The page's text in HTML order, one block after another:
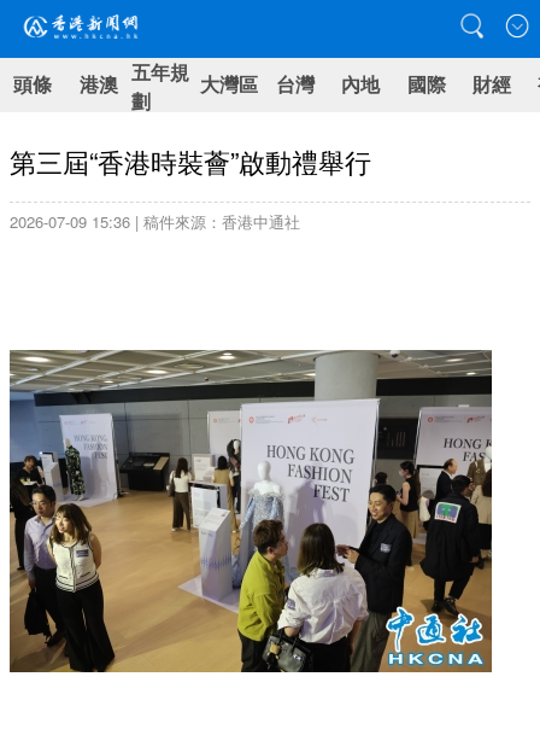
頭條 港澳 五年規
劃
大灣區 台灣 內地 國際 財經
第三屆“香港時裝薈”啟動禮舉行
2026-07-09 15:36 | 稿件來源：香港中通社